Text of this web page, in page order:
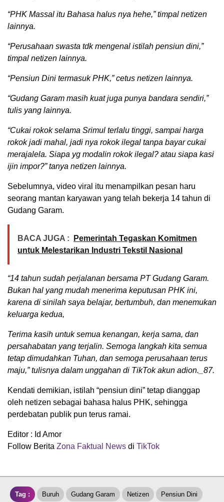
“PHK Massal itu Bahasa halus nya hehe,” timpal netizen
lainnya.
“Perusahaan swasta tdk mengenal istilah pensiun dini,”
timpal netizen lainnya.
“Pensiun Dini termasuk PHK,” cetus netizen lainnya.
“Gudang Garam masih kuat juga punya bandara sendiri,”
tulis yang lainnya.
“Cukai rokok selama Srimul terlalu tinggi, sampai harga
rokok jadi mahal, jadi nya rokok ilegal tanpa bayar cukai
merajalela. Siapa yg modalin rokok ilegal? atau siapa kasi
ijin impor?” tanya netizen lainnya.
Sebelumnya, video viral itu menampilkan pesan haru
seorang mantan karyawan yang telah bekerja 14 tahun di
Gudang Garam.
BACA JUGA :
Pemerintah Tegaskan Komitmen
untuk Melestarikan Industri Tekstil Nasional
“14 tahun sudah perjalanan bersama PT Gudang Garam.
Bukan hal yang mudah menerima keputusan PHK ini,
karena di sinilah saya belajar, bertumbuh, dan menemukan
keluarga kedua,
Terima kasih untuk semua kenangan, kerja sama, dan
persahabatan yang terjalin. Semoga langkah kita semua
tetap dimudahkan Tuhan, dan semoga perusahaan terus
maju,” tulisnya dalam unggahan di TikTok akun adion._87.
Kendati demikian, istilah “pensiun dini” tetap dianggap
oleh netizen sebagai bahasa halus PHK, sehingga
perdebatan publik pun terus ramai.
Editor : Id Amor
Follow Berita Zona Faktual News di TikTok
Tag : Buruh Gudang Garam Netizen Pensiun Dini